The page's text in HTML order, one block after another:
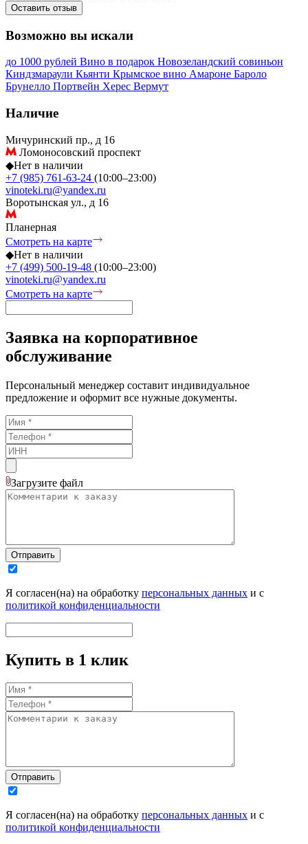
Оставить отзыв
Возможно вы искали
до 1000 рублей Вино в подарок Новозеландский совиньон
Киндзмараули Кьянти Крымское вино Амароне Бароло
Брунелло Портвейн Херес Вермут
Наличие
Мичуринский пр., д 16
Ломоносовский проспект
◆Нет в наличии
+7 (985) 761-63-24 (10:00–23:00)
vinoteki.ru@yandex.ru
Воротынская ул., д 16
Планерная
Смотреть на карте
◆Нет в наличии
+7 (499) 500-19-48 (10:00–23:00)
vinoteki.ru@yandex.ru
Смотреть на карте
Заявка на корпоративное
обслуживание
Персональный менеджер составит индивидуальное
предложение и оформит все нужные документы.
Загрузите файл
Отправить
Я согласен(на) на обработку персональных данных и с
политикой конфиденциальности
Купить в 1 клик
Отправить
Я согласен(на) на обработку персональных данных и с
политикой конфиденциальности